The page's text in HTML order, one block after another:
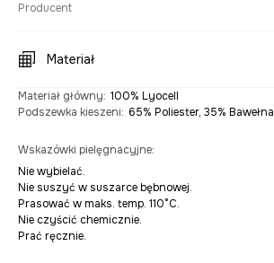
Producent
Materiał
Materiał główny: 100% Lyocell
Podszewka kieszeni: 65% Poliester, 35% Bawełna
Wskazówki pielęgnacyjne:
Nie wybielać.
Nie suszyć w suszarce bębnowej.
Prasować w maks. temp. 110°C.
Nie czyścić chemicznie.
Prać ręcznie.